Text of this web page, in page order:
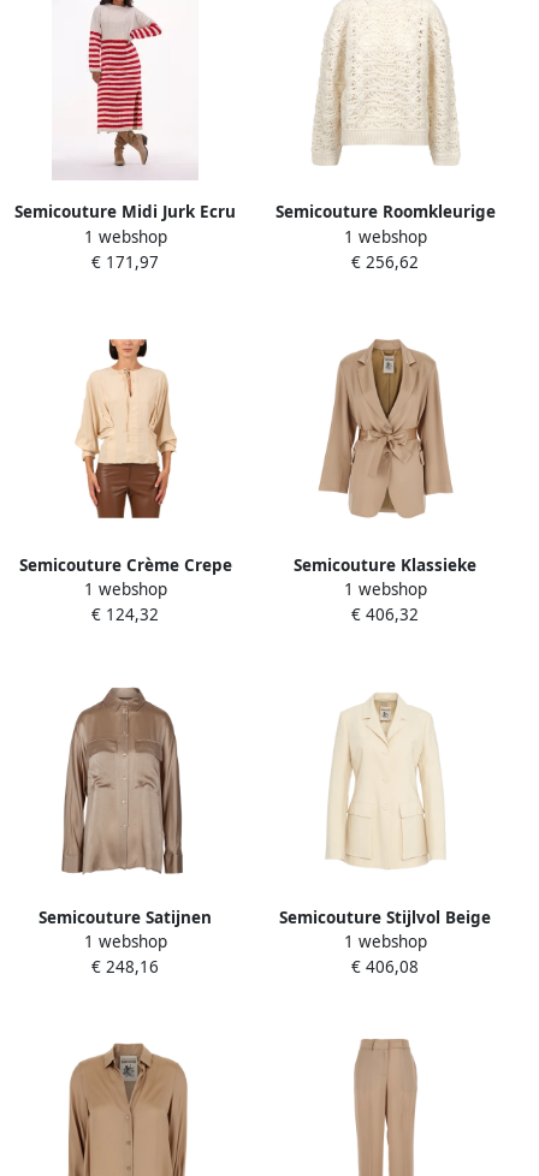
Semicouture Midi Jurk Ecru
Beige Dames
1 webshop
€ 171,97
Semicouture Roomkleurige
Wollen Blend Geborduurde
Trui Beige Dames
1 webshop
€ 256,62
Semicouture Crème Crepe
de Chine Blouse Beige
Dames
1 webshop
€ 124,32
Semicouture Klassieke
Beige Zijdeblend Jas Beige
Dames
1 webshop
€ 406,32
Semicouture Satijnen
Blouse met Puntkraag
Beige Dames
1 webshop
€ 248,16
Semicouture Stijlvol Beige
Fiona Blazer Beige Dames
1 webshop
€ 406,08